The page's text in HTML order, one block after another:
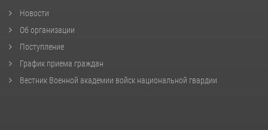
Новости
Об организации
Поступление
График приема граждан
Вестник Военной академии войск национальной гвардии